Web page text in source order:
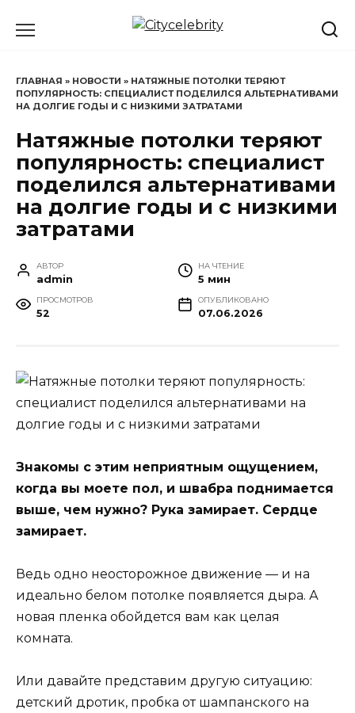
ГЛАВНАЯ » НОВОСТИ » НАТЯЖНЫЕ ПОТОЛКИ ТЕРЯЮТ
ПОПУЛЯРНОСТЬ: СПЕЦИАЛИСТ ПОДЕЛИЛСЯ АЛЬТЕРНАТИВАМИ
НА ДОЛГИЕ ГОДЫ И С НИЗКИМИ ЗАТРАТАМИ
Натяжные потолки теряют
популярность: специалист
поделился альтернативами
на долгие годы и с низкими
затратами
АВТОР
admin
НА ЧТЕНИЕ
5 мин
ПРОСМОТРОВ
52
ОПУБЛИКОВАНО
07.06.2026
Знакомы с этим неприятным ощущением,
когда вы моете пол, и швабра поднимается
выше, чем нужно? Рука замирает. Сердце
замирает.
Ведь одно неосторожное движение — и на
идеально белом потолке появляется дыра. А
новая пленка обойдется вам как целая
комната.
Или давайте представим другую ситуацию:
детский дротик, пробка от шампанского на